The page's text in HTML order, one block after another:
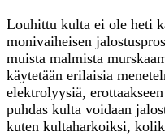
Louhittu kulta ei ole heti
monivaiheisen
muista malmista
käytetään erilaisia
elektrolyysiä,
puhdas kulta voidaan
kuten kultaharkoiksi,